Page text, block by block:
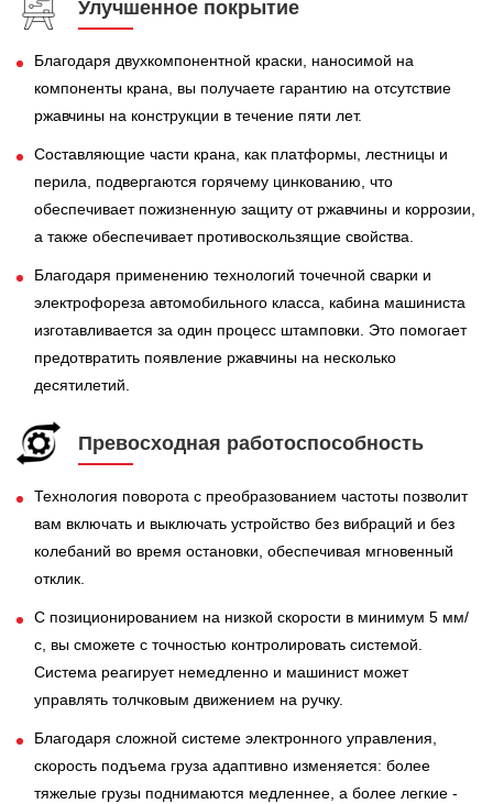
Улучшенное покрытие
Благодаря двухкомпонентной краски, наносимой на
компоненты крана, вы получаете гарантию на отсутствие
ржавчины на конструкции в течение пяти лет.
Составляющие части крана, как платформы, лестницы и
перила, подвергаются горячему цинкованию, что
обеспечивает пожизненную защиту от ржавчины и коррозии,
а также обеспечивает противоскользящие свойства.
Благодаря применению технологий точечной сварки и
электрофореза автомобильного класса, кабина машиниста
изготавливается за один процесс штамповки. Это помогает
предотвратить появление ржавчины на несколько
десятилетий.
Превосходная работоспособность
Технология поворота с преобразованием частоты позволит
вам включать и выключать устройство без вибраций и без
колебаний во время остановки, обеспечивая мгновенный
отклик.
С позиционированием на низкой скорости в минимум 5 мм/
с, вы сможете с точностью контролировать системой.
Система реагирует немедленно и машинист может
управлять толчковым движением на ручку.
Благодаря сложной системе электронного управления,
скорость подъема груза адаптивно изменяется: более
тяжелые грузы поднимаются медленнее, а более легкие -